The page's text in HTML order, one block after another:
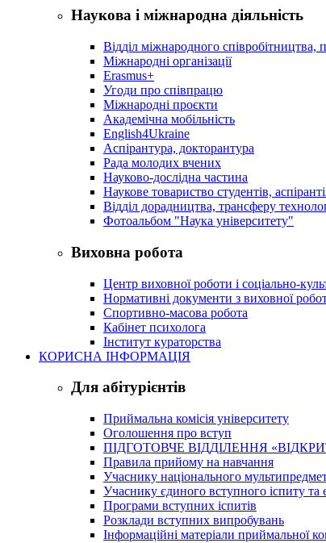
Наукова і міжнародна діяльність
Відділ міжнародного співробітництва,
Міжнародні організації
Erasmus+
Угоди про співпрацю
Міжнародні проєкти
Академічна мобільність
English4Ukraine
Аспірантура, докторантура
Рада молодих вчених
Науково-дослідна частина
Наукове товариство студентів,
Відділ дорадництва, трансферу
Фотоальбом "Наука університету"
Виховна робота
Центр виховної роботи і соціально-
Нормативні документи з виховної
Спортивно-масова робота
Кабінет психолога
Інститут кураторства
КОРИСНА ІНФОРМАЦІЯ
Для абітурієнтів
Приймальна комісія університету
Оголошення про вступ
ПІДГОТОВЧЕ ВІДДІЛЕННЯ
Правила прийому на навчання
Учаснику національного
Учаснику єдиного вступного іспиту
Програми вступних іспитів
Розклади вступних випробувань
Інформаційні матеріали приймальної